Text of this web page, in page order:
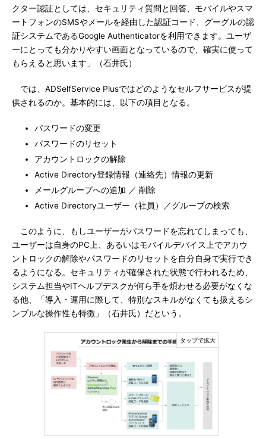
クター認証としては、セキュリティ質問と回答、モバイルやスマ
ートフォンのSMSやメールを経由した認証コード、グーグルの認
証システムであるGoogle Authenticatorを利用できます。ユーザ
ーにとっても分かりやすい画面となっているので、確実に使って
もらえると思います」（石井氏）
では、ADSelfService Plusではどのようなセルフサービスが提
供されるのか。基本的には、以下の項目となる。
パスワードの変更
パスワードのリセット
アカウントロックの解除
Active Directory登録情報（連絡先）情報の更新
メールグループへの追加 ／ 削除
Active Directoryユーザー（社員）／グループの検索
このように、もしユーザーがパスワードを忘れてしまっても、
ユーザーは自身のPC上、あるいはモバイルデバイス上でアカウ
ントロックの解除やパスワードのリセットを自分自身で実行でき
るようになる。セキュリティが確保された状態で行われるため、
システム担当やITヘルプデスクが何ら手を煩わせる必要がなくな
る他、「導入・運用に際して、特別なスキルがなくても扱えるシ
ンプルな操作性も特徴」（石井氏）だという。